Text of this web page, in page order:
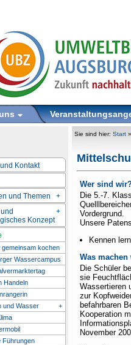
Kontakt
+
und Themen
+
Konzept
gemeinsam kochen
Wassercampus
Handeln
+
und Wasser
Führungen
Sie sind hier: Start»
Wer sind
Die 5.-7.
Vordergrund.
Unsere
Kennen
Was machen
Die Schüler
sie
Wassertieren
zur
befahrbaren
Kooperation
November